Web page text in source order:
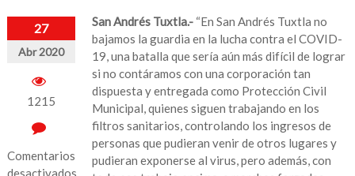
27
Abr 2020
1215
Comentarios
desactivados
San Andrés Tuxtla.- “En San Andrés Tuxtla no
bajamos la guardia en la lucha contra el COVID-
19, una batalla que sería aún más difícil de lograr
si no contáramos con una corporación tan
dispuesta y entregada como Protección Civil
Municipal, quienes siguen trabajando en los
filtros sanitarios, controlando los ingresos de
personas que pudieran venir de otros lugares y
pudieran exponerse al virus, pero además, con